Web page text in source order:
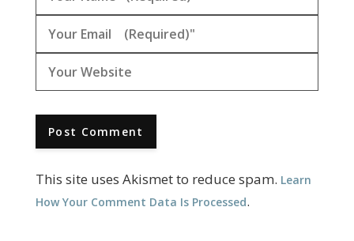
This site uses Akismet to reduce spam. Learn
How Your Comment Data Is Processed.